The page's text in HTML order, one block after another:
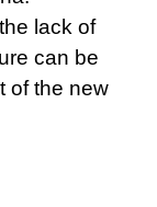
lack of
can be
of the new